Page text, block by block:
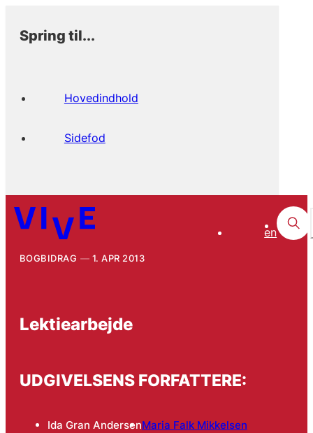
Spring til...
Hovedindhold
Sidefod
en
BOGBIDRAG 1. APR 2013
Lektiearbejde
UDGIVELSENS FORFATTERE:
Ida Gran AndersenMaria Falk Mikkelsen